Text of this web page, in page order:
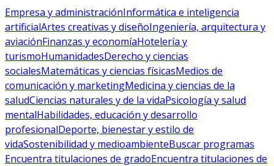
Empresa y administraciónInformática e inteligencia
artificialArtes creativas y diseñoIngeniería, arquitectura y
aviaciónFinanzas y economíaHotelería y
turismoHumanidadesDerecho y ciencias
socialesMatemáticas y ciencias físicasMedios de
comunicación y marketingMedicina y ciencias de la
saludCiencias naturales y de la vidaPsicología y salud
mentalHabilidades, educación y desarrollo
profesionalDeporte, bienestar y estilo de
vidaSostenibilidad y medioambienteBuscar programas
Encuentra titulaciones de gradoEncuentra titulaciones de